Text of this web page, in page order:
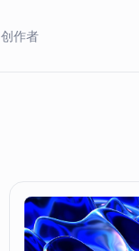
创作者